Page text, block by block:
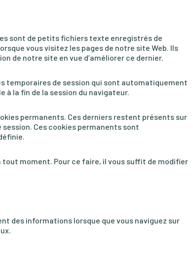
sont de petits fichiers texte enregistrés de
vous visitez les pages de notre site Web. Ils
de notre site en vue d’améliorer ce dernier.
temporaires de session qui sont automatiquement
la fin de la session du navigateur.
permanents. Ces derniers restent présents sur
Ces cookies permanents sont
moment. Pour ce faire, il vous suffit de modifier
des informations lorsque que vous naviguez sur